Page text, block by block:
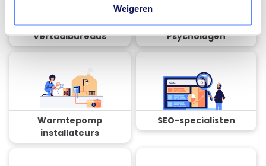
Weigeren
Vertaalbureaus Psychologen
Warmtepomp
installateurs
SEO-specialisten